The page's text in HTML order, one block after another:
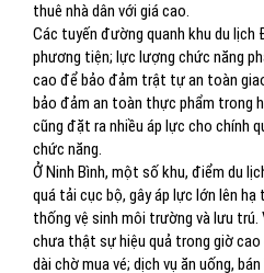
thuê nhà dân với giá cao.
Các tuyến đường quanh khu du lịch
phương tiện; lực lượng chức năng
cao để bảo đảm trật tự an toàn
bảo đảm an toàn thực phẩm trong
cũng đặt ra nhiều áp lực cho chính
chức năng.
Ở Ninh Bình, một số khu, điểm du
quá tải cục bộ, gây áp lực lớn lên
thống vệ sinh môi trường và lưu trú.
chưa thật sự hiệu quả trong giờ cao
dài chờ mua vé; dịch vụ ăn uống,